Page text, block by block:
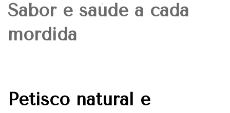
Sabor e saúde a cada
mordida
Petisco natural e